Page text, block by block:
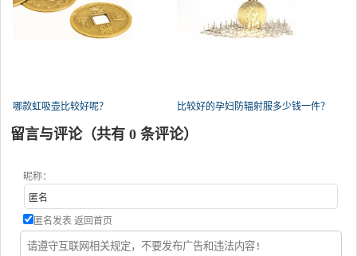
哪款虹吸壶比较好呢？ 比较好的孕妇防辐射服多少钱一件？
留言与评论（共有 0 条评论）
昵称：
匿名发表 返回首页